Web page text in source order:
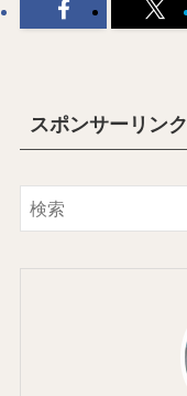
スポンサーリンク